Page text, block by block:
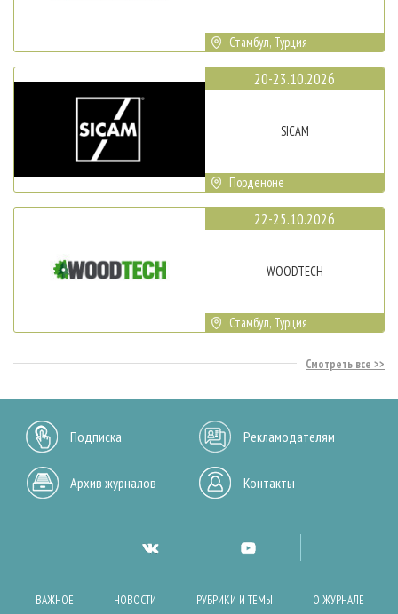
Стамбул, Турция
20-23.10.2026
SICAM
Порденоне
22-25.10.2026
WOODTECH
Стамбул, Турция
Смотреть все
Подписка Рекламодателям
Архив журналов Контакты
ВАЖНОЕ НОВОСТИ РУБРИКИ И ТЕМЫ О ЖУРНАЛЕ